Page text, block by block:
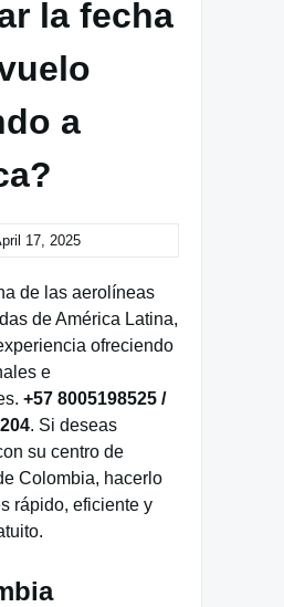
la fecha
a
17, 2025
de las aerolíneas
de América Latina,
ofreciendo
e
+57 8005198525 /
. Si deseas
su centro de
Colombia, hacerlo
rápido, eficiente y